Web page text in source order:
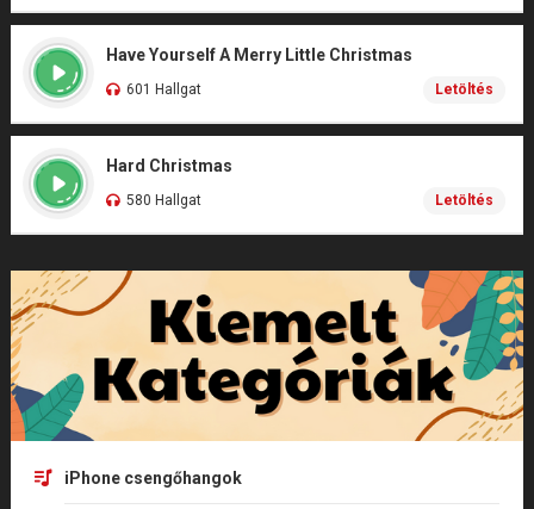
Have Yourself A Merry Little Christmas
601 Hallgat Letöltés
Hard Christmas
580 Hallgat Letöltés
iPhone csengőhangok